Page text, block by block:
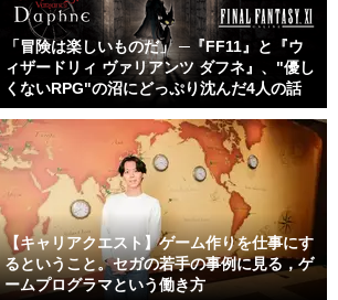
「冒険は楽しいものだ」 ─『FF11』と『ウ
ィザードリィ ヴァリアンツ ダフネ』、"優し
くないRPG"の沼にどっぷり沈んだ4人の話
【キャリアクエスト】ゲーム作りを仕事にす
るということ。セガの若手の事例に見る，ゲ
ームプログラマという働き方